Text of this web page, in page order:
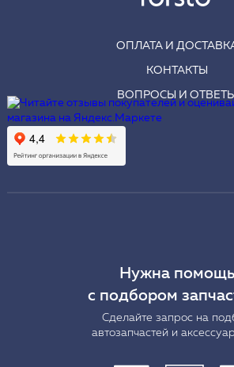
ОПЛАТА И
КОНТАКТЫ
ВОПРОСЫ И ОТВЕТЫ
Нужна помощь
с подбором
Сделайте запрос на
автозапчастей и